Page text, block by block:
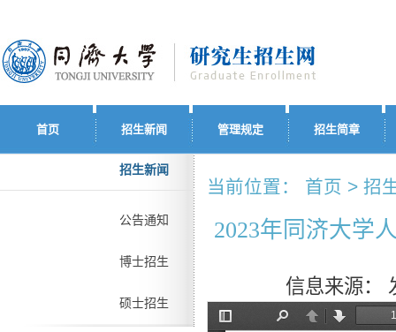
首页 招生新闻 管理规定 招生简章
招生新闻
公告通知
博士招生
硕士招生
当前位置： 首页 > 招
2023年同济大学
信息来源：